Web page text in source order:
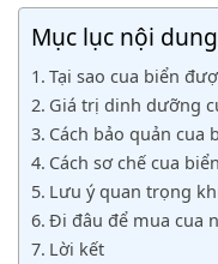
Mục lục nội dung
Tại sao cua biển
Giá trị dinh dưỡng
Cách bảo quản cua
Cách sơ chế cua
Lưu ý quan trọng
Đi đâu để mua cua
Lời kết